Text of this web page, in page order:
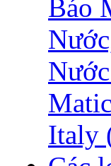
Báo
Italy